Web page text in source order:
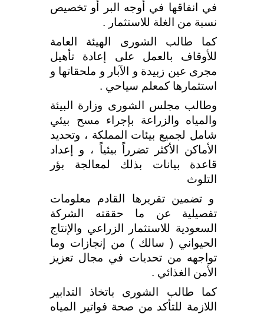
في انفاقها في أوجه البر أو تخصيص
نسبة من الغلة للاستثمار .
كما طالب الشورى الهيئة العامة
للأوقاف بالعمل على إعادة تأهيل
مجرى عين زبيدة و الآبار و ملحقاتها و
استثمارها كمعلم سياحي .
وطالب مجلس الشورى وزارة البيئة
والمياه والزراعة بإجراء مسح بيئي
شامل لجميع بيئات المملكة ، وتحديد
الأماكن الأكثر تضرراً بيئياً ، و إعداد
قاعدة بيانات بذلك لمعالجة بؤر
التلوث
و تضمين تقريرها القادم معلومات
تفصيلية عن ما حققته الشركة
السعودية للاستثمار الزراعي والإنتاج
الحيواني ( سالك ) من إنجازات وما
تواجهه من تحديات في مجال تعزيز
الأمن الغذائي .
كما طالب الشورى باتخاذ التدابير
اللازمة للتأكد من صحة فواتير المياه